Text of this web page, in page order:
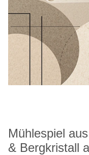
Mühlespiel
& Bergkristall